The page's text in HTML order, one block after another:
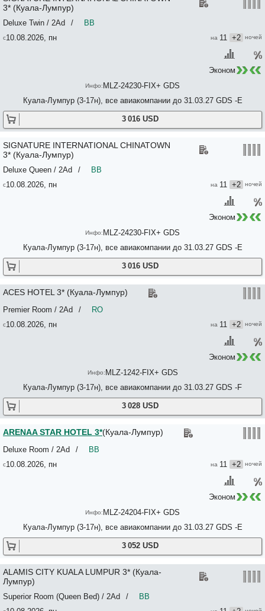
10.08.2026, пн
Куала-Лумпур (3-17н), все авиакомпании до 31.03.27 GDS -E
11 +2
3* (Куала-Лумпур)
/ BB
Deluxe Twin / 2Ad
3 016 USD
MLZ-24230-FIX+ GDS
Эконом
10.08.2026, пн
Куала-Лумпур (3-17н), все авиакомпании до 31.03.27 GDS -E
11 +2
SIGNATURE INTERNATIONAL CHINATOWN
3* (Куала-Лумпур)
/ BB
Deluxe Queen / 2Ad
3 016 USD
MLZ-24230-FIX+ GDS
Эконом
10.08.2026, пн
Куала-Лумпур (3-17н), все авиакомпании до 31.03.27 GDS -F
11 +2
ACES HOTEL 3* (Куала-Лумпур)
/ RO
Premier Room / 2Ad
3 028 USD
MLZ-1242-FIX+ GDS
Эконом
10.08.2026, пн
Куала-Лумпур (3-17н), все авиакомпании до 31.03.27 GDS -E
11 +2
ARENAA STAR HOTEL 3*(Куала-Лумпур)
/ BB
Deluxe Room / 2Ad
3 052 USD
MLZ-24204-FIX+ GDS
Эконом
ALAMIS CITY KUALA LUMPUR 3* (Куала-
Лумпур)
/ BB
Superior Room (Queen Bed) / 2Ad